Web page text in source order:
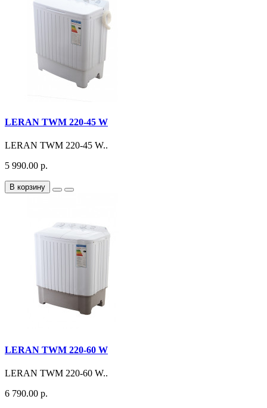
LERAN TWM 220-45 W
LERAN TWM 220-45 W..
5 990.00 р.
В корзину
LERAN TWM 220-60 W
LERAN TWM 220-60 W..
6 790.00 р.